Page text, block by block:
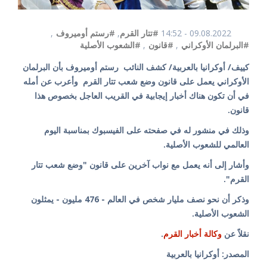
09.08.2022 - 14:52 #تتار القرم, #رستم أوميروف ,
#البرلمان الأوكراني , #قانون , #الشعوب الأصلية
كييف/ أوكرانيا بالعربية/ كشف النائب رستم أوميروف بأن البرلمان
الأوكراني يعمل على قانون وضع شعب تتار القرم وأعرب عن أمله
في أن تكون هناك أخبار إيجابية في القريب العاجل بخصوص هذا
قانون.
وذلك في منشور له في صفحته على الفيسبوك بمناسبة اليوم
العالمي للشعوب الأصلية.
وأشار إلى أنه يعمل مع نواب آخرين على قانون "وضع شعب تتار
القرم".
وذكر أن نحو نصف مليار شخص في العالم - 476 مليون - يمثلون
الشعوب الأصلية.
نقلاً عن وكالة أخبار القرم.
المصدر: أوكرانيا بالعربية